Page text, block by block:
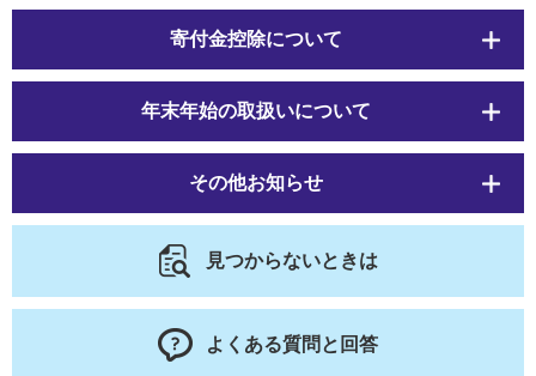
寄付金控除について
年末年始の取扱いについて
その他お知らせ
見つからないときは
よくある質問と回答